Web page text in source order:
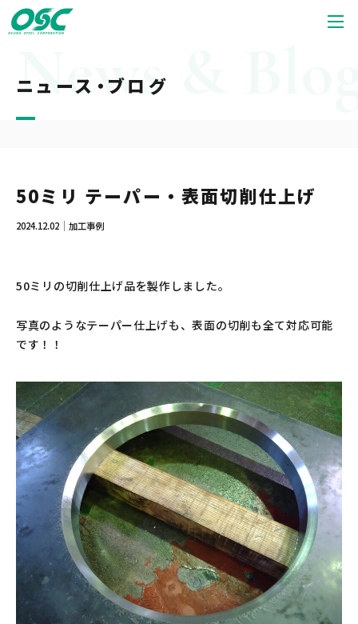
ニュース・ブログ
50ミリ テーパー・表面切削仕上げ
2024.12.02 加工事例
50ミリの切削仕上げ品を製作しました。
写真のようなテーパー仕上げも、表面の切削も全て対応可能
です！！